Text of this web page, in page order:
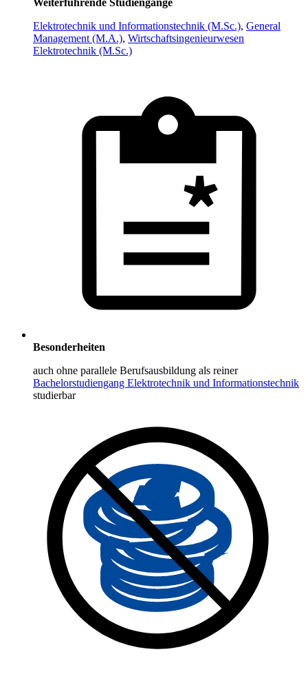
Elektrotechnik und Informationstechnik (M.Sc.), General
Management (M.A.), Wirtschaftsingenieurwesen
Elektrotechnik (M.Sc.)
Besonderheiten
auch ohne parallele Berufsausbildung als reiner
Bachelorstudiengang Elektrotechnik und Informationstechnik
studierbar